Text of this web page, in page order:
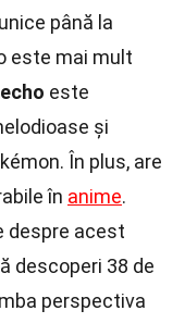
până la
este mai mult
este
și
În plus, are
în anime.
despre acest
descoperi 38 de
perspectiva